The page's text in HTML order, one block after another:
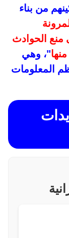
من بناء
الحوادث
"، وهي
المعلومات